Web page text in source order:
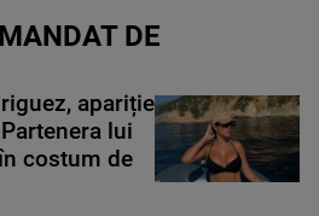
DE
apariție
lui
costum de